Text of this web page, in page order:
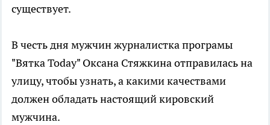
существует.
В честь дня мужчин журналистка програмы
"Вятка Today" Оксана Стяжкина отправилась на
улицу, чтобы узнать, а какими качествами
должен обладать настоящий кировский
мужчина.